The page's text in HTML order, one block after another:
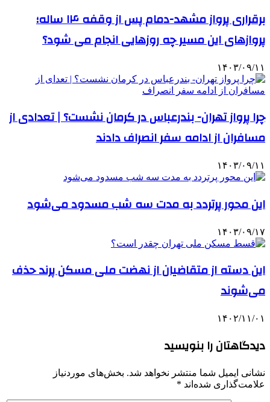
برقراری پرواز مشهد-دمام پس از وقفه ۱۴ ساله؛
پروازهای این مسیر چه روزهایی انجام می شود؟
۱۴۰۳/۰۹/۱۱
چرا پرواز تهران- بندرعباس در کرمان نشست؟ | تعدادی از
مسافران از ادامه سفر انصراف دادند
۱۴۰۳/۰۹/۱۱
این محور پرتردد به مدت سه شب مسدود می‌شود
۱۴۰۳/۰۹/۱۷
این دسته از متقاضیان از نهضت ملی مسکن پرند حذف
می‌شوند
۱۴۰۲/۱۱/۰۱
دیدگاهتان را بنویسید
نشانی ایمیل شما منتشر نخواهد شد. بخش‌های موردنیاز
علامت‌گذاری شده‌اند *